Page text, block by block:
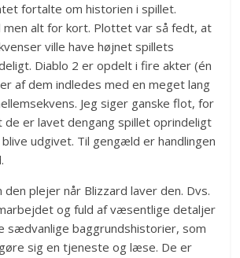
fortalte om historien i spillet.
men alt for kort. Plottet var så fedt, at
ville have højnet spillets
Diablo 2 er opdelt i fire akter (én
af dem indledes med en meget lang
Jeg siger ganske flot, for
er lavet dengang spillet oprindeligt
udgivet. Til gengæld er handlingen
den plejer når Blizzard laver den. Dvs.
og fuld af væsentlige detaljer
sædvanlige baggrundshistorier, som
sig en tjeneste og læse. De er